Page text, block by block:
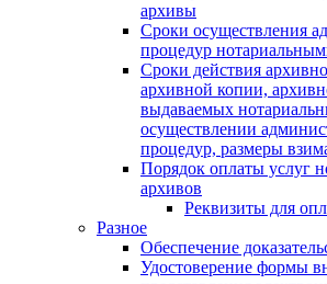
архивы
Сроки осуществления
процедур
Сроки действия
архивной копии,
выдаваемых
осуществлении
процедур, размеры
Порядок оплаты услуг
архивов
Реквизиты для
Разное
Обеспечение
Удостоверение формы